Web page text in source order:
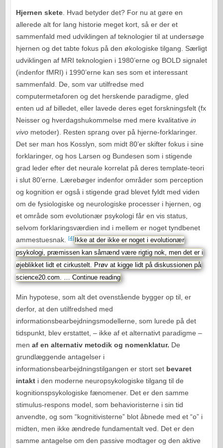
Hjernen skete. Hvad betyder det? For nu at gøre en
allerede alt for lang historie meget kort, så er der et
sammenfald med udviklingen af teknologier til at undersøge
hjernen og det tabte fokus på den økologiske tilgang. Særligt
udviklingen af MRI teknologien i 1980’erne og BOLD signalet
(indenfor fMRI) i 1990’erne kan ses som et interessant
sammenfald. De, som var utilfredse med
computermetaforen og det herskende paradigme, gled
enten ud af billedet, eller lavede deres eget forskningsfelt (fx
Neisser og hverdagshukommelse med mere kvalitative in
vivometoder). Resten sprang over på hjerne-forklaringer.
Det ser man hos Kosslyn, som midt 80’er skifter fokus i sine
forklaringer, og hos Larsen og Bundesen som i stigende
grad leder efter det neurale korrelat på deres template-teori
i slut 80’erne. Lærebøger indenfor områder som perception
og kognition er også i stigende grad blevet fyldt med viden
om de fysiologiske og neurologiske processer i hjernen, og
et område som evolutionær psykologi får en vis status,
selvom forklaringsværdien ind i mellem er noget tyndbenet
ammestuesnak.
[4]
Ikke at der ikke er noget i evolutionær
psykologi, præmissen kan såmænd være rigtig nok, men det er i
øjeblikket lidt et cirkustelt. Prøv at kigge lidt på diskussionen på
science20.com. … Continue reading
Min hypotese, som alt det ovenstående bygger op til, er
derfor, at den utilfredshed med
informationsbearbejdningsmodellerne, som lurede på det
tidspunkt, blev erstattet, – ikke af et alternativt paradigme –
men af en alternativ metodik og nomenklatur. De
grundlæggende antagelser i
informationsbearbejdningstilgangen er stort setbevaret
intakti den moderne neuropsykologiske tilgang til de
kognitionspsykologiske fænomener. Det er den samme
stimulus-respons model, som behavioristerne i sin tid
anvendte, og som “kognitivisterne” blot åbnede med et “o” i
midten, men ikke ændrede fundamentalt ved. Det er den
samme antagelse om den passive modtager og den aktive